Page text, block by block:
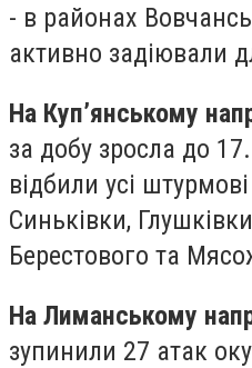
- в районах
активно задіювали
На Куп’янському
за добу зросла до
відбили усі
Синьківки,
Берестового та
На Лиманському
зупинили 27 атак